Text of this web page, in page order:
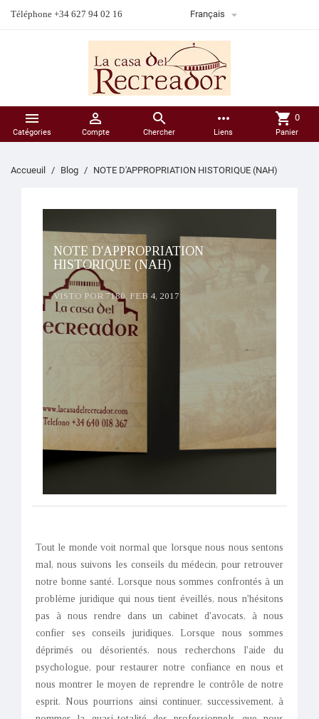
Téléphone +34 627 94 02 16 Français 

Catégories

Compte

Chercher
more_horiz
Liens
shopping_cart 0
Panier
Accueuil Blog NOTE D'APPROPRIATION HISTORIQUE (NAH)
NOTE D'APPROPRIATION
HISTORIQUE (NAH)
VISTO POR 7180, FEB 4, 2017
Tout le monde voit normal que lorsque nous nous sentons
mal, nous suivons les conseils du médecin, pour retrouver
notre bonne santé. Lorsque nous sommes confrontés à un
problème juridique qui nous tient éveillés, nous n'hésitons
pas à nous rendre dans un cabinet d'avocats, à nous
confier ses conseils juridiques. Lorsque nous sommes
déprimés ou désorientés, nous recherchons l'aide du
psychologue, pour restaurer notre confiance en nous et
nous montrer le moyen de reprendre le contrôle de notre
esprit. Nous pourrions ainsi continuer, successivement, à